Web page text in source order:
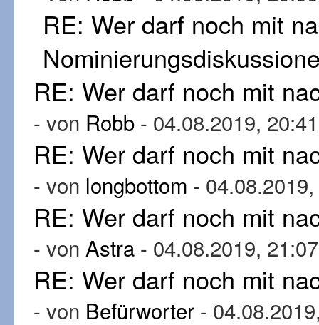
RE: Wer darf noch mit
RE: Wer darf noch mit
- von Robb - 04.08.2019, 20:41
RE: Wer darf noch mit
- von longbottom -
RE: Wer darf noch mit
- von Astra - 04.08.2019, 21:07
RE: Wer darf noch mit
- von Befürworter -